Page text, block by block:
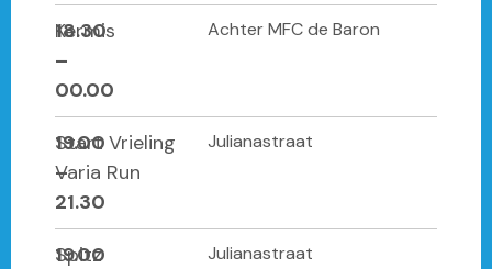
18.30
–
00.00
Kermis Achter MFC de Baron
19.00
–
21.30
Start Vrieling
Varia Run
Julianastraat
19.00
Spitz
Julianastraat